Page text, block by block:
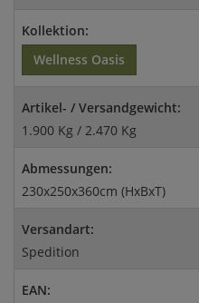
Kollektion:
Wellness Oasis
Artikel- / Versandgewicht:
1.900 Kg / 2.470 Kg
Abmessungen:
230x250x360cm (HxBxT)
Versandart:
Spedition
EAN: